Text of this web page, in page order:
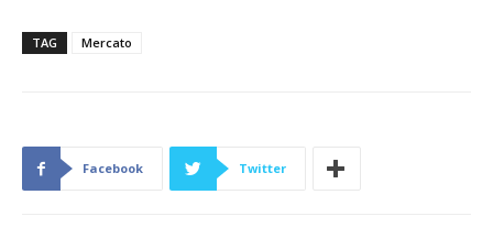
TAG Mercato
Facebook Twitter